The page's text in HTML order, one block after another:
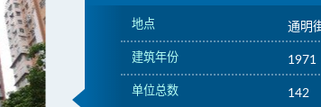
地点 通明
建筑年份 1971
单位总数 142